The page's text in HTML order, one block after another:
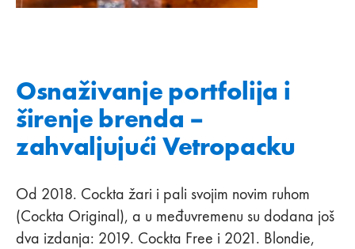
Osnaživanje portfolija i
širenje brenda –
zahvaljujući Vetropacku
Od 2018. Cockta žari i pali svojim novim ruhom
(Cockta Original), a u međuvremenu su dodana još
dva izdanja: 2019. Cockta Free i 2021. Blondie,